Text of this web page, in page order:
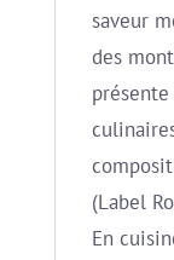
saveur
des
(Label
En